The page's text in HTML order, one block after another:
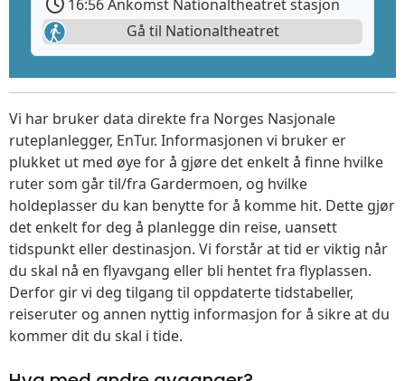
16:56 Ankomst Nationaltheatret stasjon
Gå til Nationaltheatret
Vi har bruker data direkte fra Norges Nasjonale
ruteplanlegger, EnTur. Informasjonen vi bruker er
plukket ut med øye for å gjøre det enkelt å finne hvilke
ruter som går til/fra Gardermoen, og hvilke
holdeplasser du kan benytte for å komme hit. Dette gjør
det enkelt for deg å planlegge din reise, uansett
tidspunkt eller destinasjon. Vi forstår at tid er viktig når
du skal nå en flyavgang eller bli hentet fra flyplassen.
Derfor gir vi deg tilgang til oppdaterte tidstabeller,
reiseruter og annen nyttig informasjon for å sikre at du
kommer dit du skal i tide.